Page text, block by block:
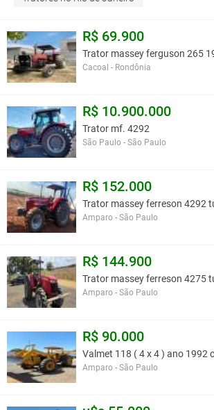
Distância entre eixos: 2.650 mm
Ângulo: M
Peso: 4950 kg
Comprimento (com acoplamento): 4728 mm
Largura (mais estreita): 2316 mm
Você assume toda a responsabilidade pela cotação
este anúncio é contra a política de Agroads?
R$ 69.900
Trator massey ferguson 265
Cacoal - Rondônia
R$ 10.900.000
Trator mf. 4292
São Paulo - São Paulo
R$ 152.000
Trator massey ferreson 4292
Amparo - São Paulo
R$ 144.900
Trator massey ferreson 4275
Amparo - São Paulo
R$ 90.000
Valmet 118 ( 4 x 4 ) ano 1992
Amparo - São Paulo